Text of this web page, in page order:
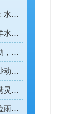
便携式流速流量仪：水文野外勘测的便携智能检测利器
温盐深传感器：海洋水环境智能监测的核心感知设备
以科技感知水情波动，河道水位监测站守护流域河道安全
全天候在线捕捉水沙动态，智能光电测沙仪守护水域水沙安全
手持式气象站：便携灵活的移动式气象监测智能设备
雷达式流速流量水位雨量监测站：全域水文智慧监测一体化设备